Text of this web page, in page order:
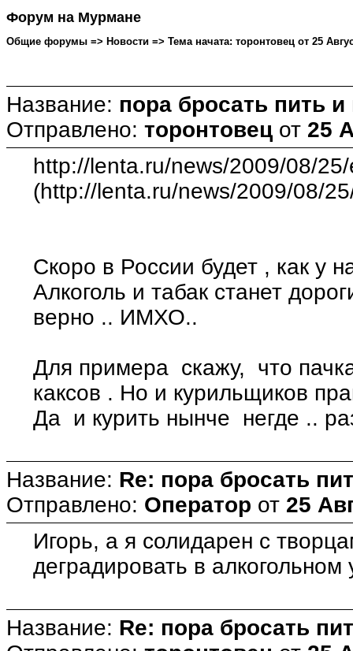
Форум на Мурмане
Общие форумы => Новости => Тема начата: торонтовец от 25
Название: пора бросать пить и
Отправлено: торонтовец от 25
http://lenta.ru/news/2009/08/
(http://lenta.ru/news/2009/08/
Скоро в России будет , как у
Алкоголь и табак станет
верно .. ИМХО..
Для примера скажу, что
каксов . Но и курильщиков
Да и курить нынче негде ..
Название: Re: пора бросать
Отправлено: Оператор от 25
Игорь, а я солидарен с
деградировать в алкогольном
Название: Re: пора бросать